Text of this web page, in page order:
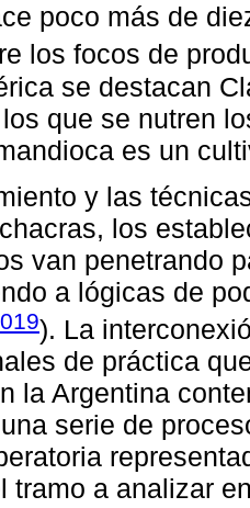
poco más de
los focos de
se destacan
que se nutren
es un
y las
los
van penetrando
a lógicas de
). La
de práctica
la Argentina
serie de
tramo a analizar